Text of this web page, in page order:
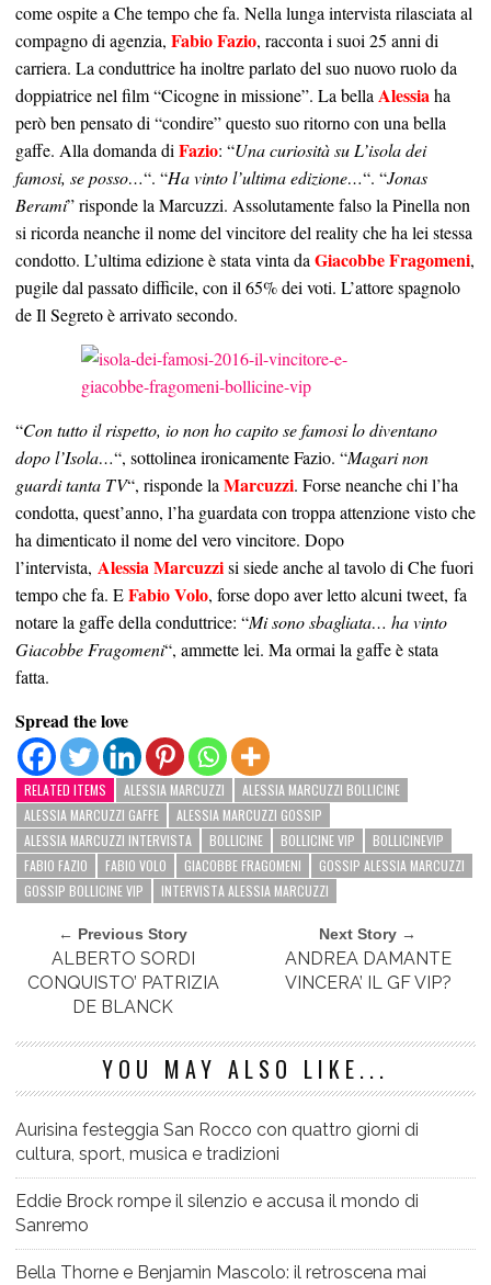
come ospite a Che tempo che fa. Nella lunga intervista rilasciata al
compagno di agenzia, Fabio Fazio, racconta i suoi 25 anni di
carriera. La conduttrice ha inoltre parlato del suo nuovo ruolo da
doppiatrice nel film “Cicogne in missione”. La bellaAlessiaha
però ben pensato di “condire” questo suo ritorno con una bella
gaffe. Alla domanda diFazio: “Una curiosità su L’isola dei
famosi, se posso…“. “Ha vinto l’ultima edizione…“. “Jonas
Berami” risponde la Marcuzzi. Assolutamente falso la Pinella non
si ricorda neanche il nome del vincitore del reality che ha lei stessa
condotto. L’ultima edizione è stata vinta daGiacobbe Fragomeni,
pugile dal passato difficile, con il 65% dei voti. L’attore spagnolo
de Il Segreto è arrivato secondo.
“Con tutto il rispetto, io non ho capito se famosi lo diventano
dopo l’Isola…“, sottolinea ironicamente Fazio. “Magari non
guardi tanta TV“, risponde laMarcuzzi. Forse neanche chi l’ha
condotta, quest’anno, l’ha guardata con troppa attenzione visto che
ha dimenticato il nome del vero vincitore. Dopo
l’intervista, Alessia Marcuzzisi siede anche al tavolo di Che fuori
tempo che fa. EFabio Volo, forse dopo aver letto alcuni tweet, fa
notare la gaffe della conduttrice: “Mi sono sbagliata… ha vinto
Giacobbe Fragomeni“, ammette lei. Ma ormai la gaffe è stata
fatta.
Spread the love
RELATED ITEMS ALESSIA MARCUZZI
ALESSIA MARCUZZI BOLLICINE
ALESSIA MARCUZZI GAFFE
ALESSIA MARCUZZI GOSSIP
ALESSIA MARCUZZI INTERVISTA
BOLLICINE BOLLICINE VIP
BOLLICINEVIP
FABIO FAZIO
FABIO VOLO GIACOBBE FRAGOMENI
GOSSIP ALESSIA MARCUZZI
GOSSIP BOLLICINE VIP
INTERVISTA ALESSIA MARCUZZI
← Previous Story
ALBERTO SORDI
CONQUISTO’ PATRIZIA
DE BLANCK
Next Story →
ANDREA DAMANTE
VINCERA’ IL GF VIP?
YOU MAY ALSO LIKE...
Aurisina festeggia San Rocco con quattro giorni di
cultura, sport, musica e tradizioni
Eddie Brock rompe il silenzio e accusa il mondo di
Sanremo
Bella Thorne e Benjamin Mascolo: il retroscena mai